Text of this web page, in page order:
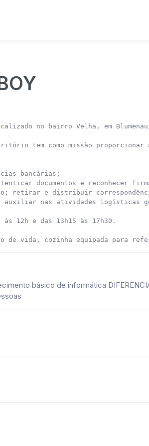
no bairro Velha, em
tem como missão
bancárias;
documentos e reconhecer
retirar e distribuir
auxiliar nas atividades logísticas
às 12h e das 13h15 às 17h30.
de vida, cozinha equipada para
básico de informática